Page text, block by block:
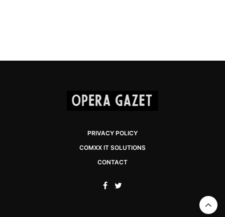
PRIVACY POLICY
COMXX IT SOLUTIONS
CONTACT